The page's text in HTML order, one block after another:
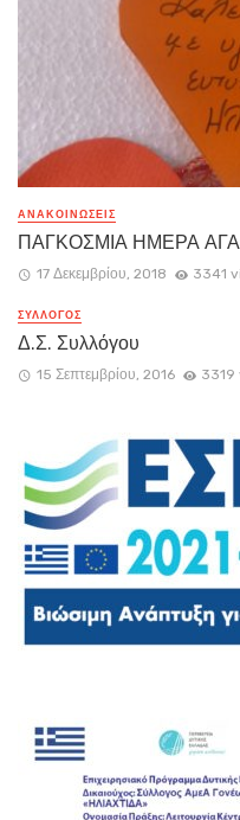
ΑΝΑΚΟΙΝΏΣΕΙΣ
ΠΑΓΚΟΣΜΙΑ ΗΜΕΡΑ
17 Δεκεμβρίου, 2018 3341
ΣΥΛΛΟΓΟΣ
Δ.Σ. Συλλόγου
15 Σεπτεμβρίου, 2016 3319